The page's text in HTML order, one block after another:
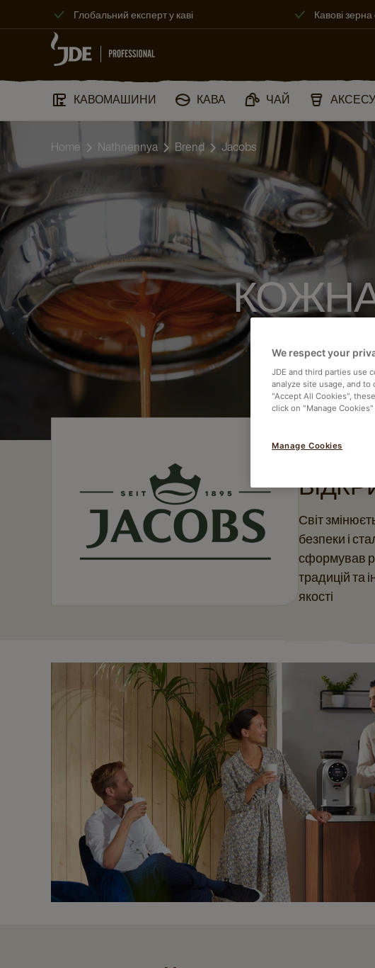
Глобальний експерт у каві Кавові зерна
КАВОМАШИНИ​ КАВА ЧАЙ
Home Nathnennya Brend Jacobs
КОЖНА
Світ
безпеки і
сформував
традицій та
якості
We respect your
JDE and third parties use
analyze site usage, and
"Accept All Cookies",
click on "Manage
Manage Cookies